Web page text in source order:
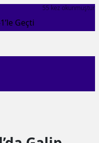
55 kez okunmuştur